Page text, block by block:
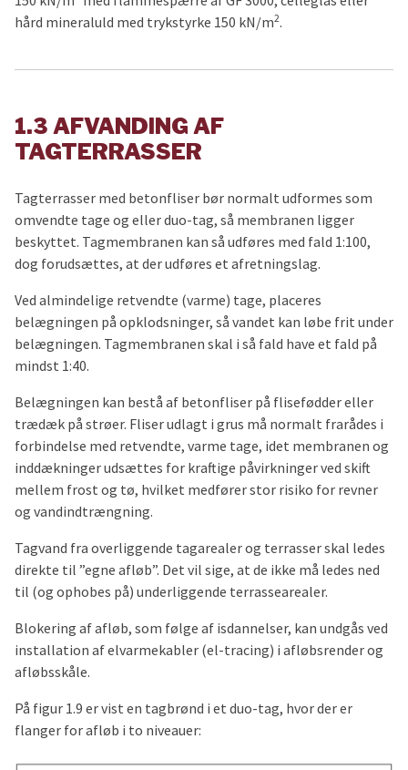
hård mineraluld med trykstyrke 150 kN/m2.
1.3 AFVANDING AF
TAGTERRASSER
Tagterrasser med betonfliser bør normalt udformes som
omvendte tage og eller duo-tag, så membranen ligger
beskyttet. Tagmembranen kan så udføres med fald 1:100,
dog forudsættes, at der udføres et afretningslag.
Ved almindelige retvendte (varme) tage, placeres
belægningen på opklodsninger, så vandet kan løbe frit under
belægningen. Tagmembranen skal i så fald have et fald på
mindst 1:40.
Belægningen kan bestå af betonfliser på flisefødder eller
trædæk på strøer. Fliser udlagt i grus må normalt frarådes i
forbindelse med retvendte, varme tage, idet membranen og
inddækninger udsættes for kraftige påvirkninger ved skift
mellem frost og tø, hvilket medfører stor risiko for revner
og vandindtrængning.
Tagvand fra overliggende tagarealer og terrasser skal ledes
direkte til ”egne afløb”. Det vil sige, at de ikke må ledes ned
til (og ophobes på) underliggende terrassearealer.
Blokering af afløb, som følge af isdannelser, kan undgås ved
installation af elvarmekabler (el-tracing) i afløbsrender og
afløbsskåle.
På figur 1.9 er vist en tagbrønd i et duo-tag, hvor der er
flanger for afløb i to niveauer: